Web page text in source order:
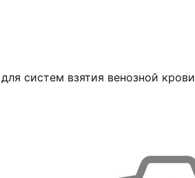
систем взятия венозной крови